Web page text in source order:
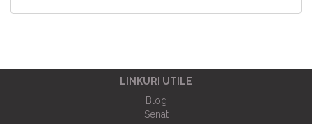
LINKURI UTILE
Blog
Senat